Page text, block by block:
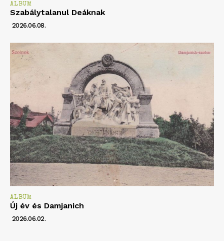
ALBUM
Szabálytalanul Deáknak
2026.06.08.
ALBUM
Új év és Damjanich
2026.06.02.